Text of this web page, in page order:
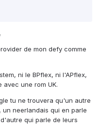
de mon defy comme
ni le BPflex, ni l'APflex,
avec une rom UK.
tu ne trouvera qu'un autre
neerlandais qui en parle
qui parle de leurs